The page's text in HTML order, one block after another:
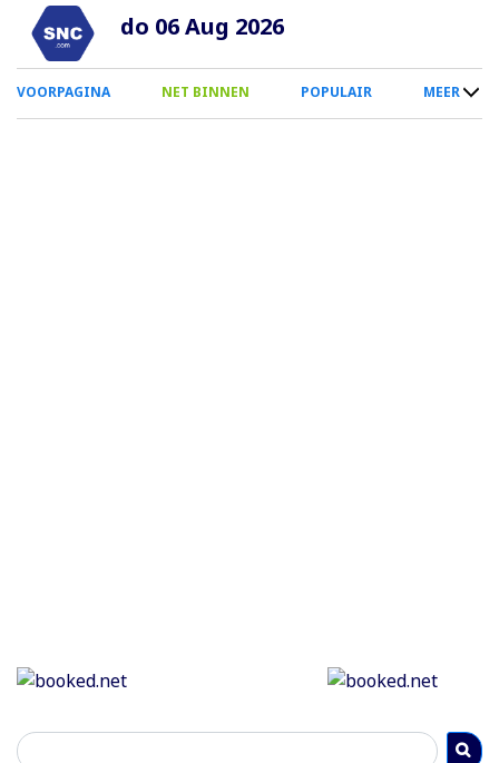
Overslaan
naar
inhoud
do 06 Aug 2026
0
Smartphone
VOORPAGINA NET BINNEN POPULAIR MEER